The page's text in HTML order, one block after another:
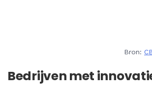
Bron:
Bedrijven met